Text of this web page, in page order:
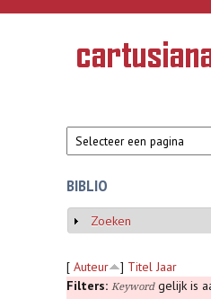
Overslaan en naar de inhoud gaan
Geschiedenis
van de
BIBLIO
Weergeven
Zoeken
[ Auteur ] Titel Jaar
Filters: Keywordgelijk is